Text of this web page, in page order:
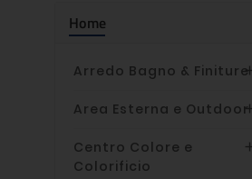
Home
Arredo Bagno & Finiture
Area Esterna e Outdoor
Centro Colore e
Colorificio